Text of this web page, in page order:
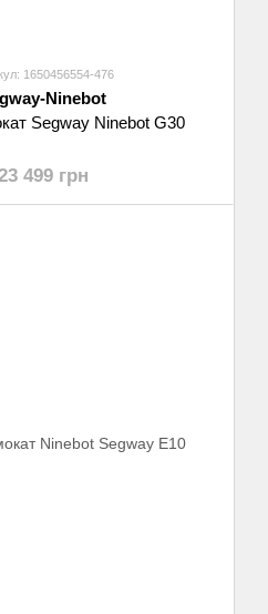
1650456554-476
Ninebot
Segway Ninebot G30
499 грн